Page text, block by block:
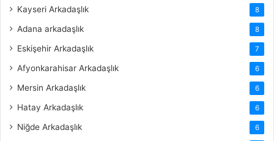
Kayseri Arkadaşlık 8
Adana arkadaşlık 8
Eskişehir Arkadaşlık 7
Afyonkarahisar Arkadaşlık 6
Mersin Arkadaşlık 6
Hatay Arkadaşlık 6
Niğde Arkadaşlık 6